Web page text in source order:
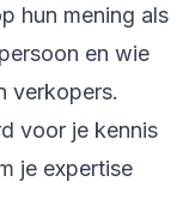
hun mening als
en wie
verkopers.
voor je kennis
je expertise